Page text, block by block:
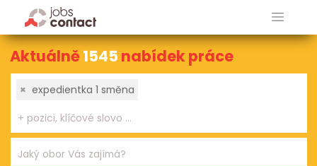
Aktuálně1545 nabídek práce
× expedientka 1 směna